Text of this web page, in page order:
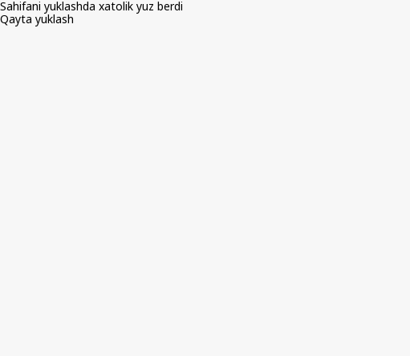
Sahifani yuklashda xatolik yuz berdi
Qayta yuklash